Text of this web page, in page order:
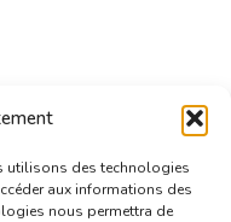
utilisons des technologies
aux informations des
nous permettra de